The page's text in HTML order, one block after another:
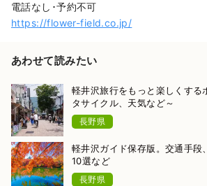
電話なし･予約不可
https://flower-field.co.jp/
あわせて読みたい
軽井沢旅行をもっと楽しくする
タサイクル、天気など～
長野県
軽井沢ガイド保存版。交通手段
10選など
長野県